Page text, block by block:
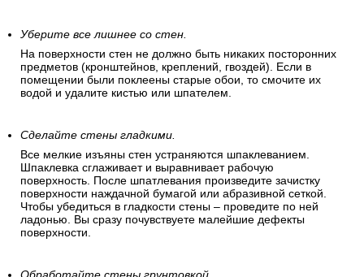
Уберите все лишнее со стен.
На поверхности стен не должно быть никаких посторонних
предметов (кронштейнов, креплений, гвоздей). Если в
помещении были поклеены старые обои, то смочите их
водой и удалите кистью или шпателем.
Сделайте стены гладкими.
Все мелкие изъяны стен устраняются шпаклеванием.
Шпаклевка сглаживает и выравнивает рабочую
поверхность. После шпатлевания произведите зачистку
поверхности наждачной бумагой или абразивной сеткой.
Чтобы убедиться в гладкости стены – проведите по ней
ладонью. Вы сразу почувствуете малейшие дефекты
поверхности.